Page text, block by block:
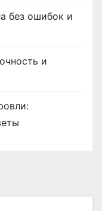
без ошибок и
и